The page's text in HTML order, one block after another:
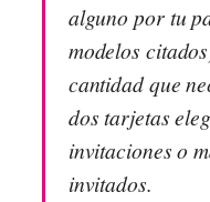
alguno por tu
modelos
cantidad que
dos tarjetas
invitaciones o
invitados.